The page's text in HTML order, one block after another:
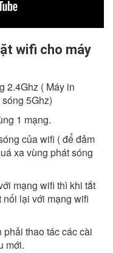
wifi cho máy
2.4Ghz ( Máy in
5Ghz)
1 mạng.
của wifi ( để đảm
xa vùng phát sóng
mạng wifi thì khi tắt
nối lại với mạng wifi
thao tác các cài
mới.